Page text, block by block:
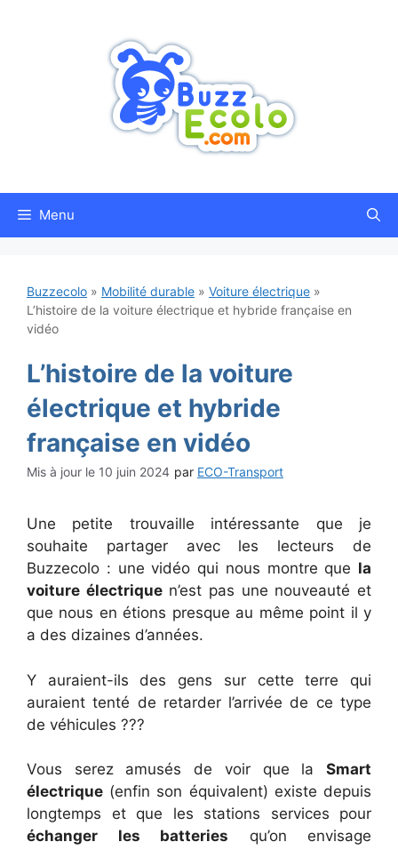
Menu
Buzzecolo » Mobilité durable » Voiture électrique »
L’histoire de la voiture électrique et hybride française en
vidéo
L’histoire de la voiture
électrique et hybride
française en vidéo
10 juin 2024 par ECO-Transport
Une petite trouvaille intéressante que je
souhaite partager avec les lecteurs de
Buzzecolo : une vidéo qui nous montre que la
voiture électriquen’est pas une nouveauté et
que nous en étions presque au même point il y
a des dizaines d’années.
Y auraient-ils des gens sur cette terre qui
auraient tenté de retarder l’arrivée de ce type
de véhicules ???
Vous serez amusés de voir que la Smart
électrique (enfin son équivalent) existe depuis
longtemps et que les stations services pour
échanger les batteries qu’on envisage